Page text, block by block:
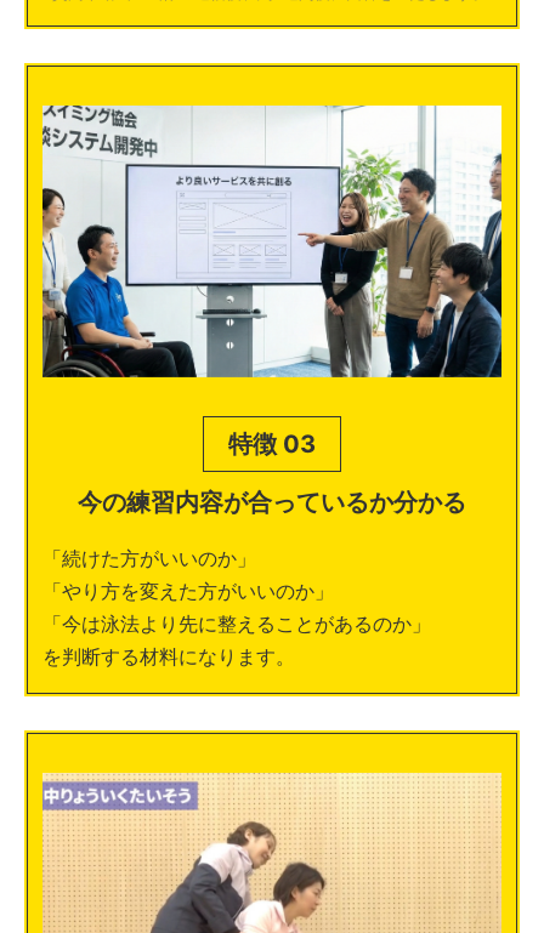
特徴 03
今の練習内容が合っているか分かる
「続けた方がいいのか」
「やり方を変えた方がいいのか」
「今は泳法より先に整えることがあるのか」
を判断する材料になります。